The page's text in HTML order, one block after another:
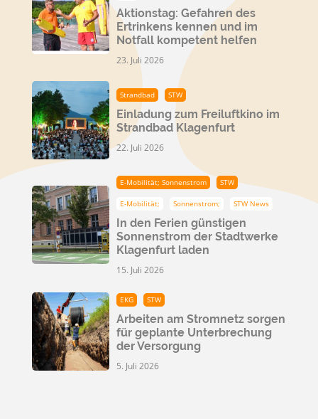
Aktionstag: Gefahren des
Ertrinkens kennen und im
Notfall kompetent helfen
23. Juli 2026
Strandbad STW
Einladung zum Freiluftkino im
Strandbad Klagenfurt
22. Juli 2026
E-Mobilität; Sonnenstrom STW
E-Mobilität; Sonnenstrom; STW News
In den Ferien günstigen
Sonnenstrom der Stadtwerke
Klagenfurt laden
15. Juli 2026
EKG STW
Arbeiten am Stromnetz sorgen
für geplante Unterbrechung
der Versorgung
5. Juli 2026